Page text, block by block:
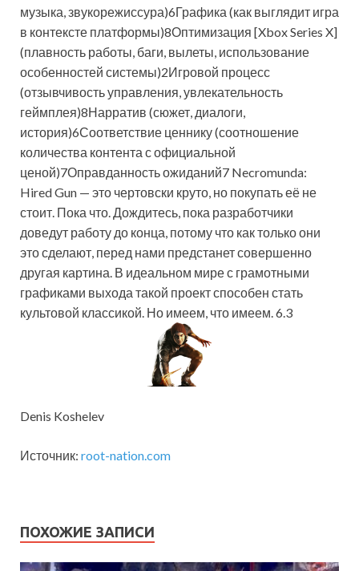
музыка, звукорежиссура)6Графика (как выглядит игра
в контексте платформы)8Оптимизация [Xbox Series X]
(плавность работы, баги, вылеты, использование
особенностей системы)2Игровой процесс
(отзывчивость управления, увлекательность
геймплея)8Нарратив (сюжет, диалоги,
история)6Соответствие ценнику (соотношение
количества контента с официальной
ценой)7Оправданность ожиданий7 Necromunda:
Hired Gun — это чертовски круто, но покупать её не
стоит. Пока что. Дождитесь, пока разработчики
доведут работу до конца, потому что как только они
это сделают, перед нами предстанет совершенно
другая картина. В идеальном мире с грамотными
графиками выхода такой проект способен стать
культовой классикой. Но имеем, что имеем. 6.3
Denis Koshelev
Источник: root-nation.com
ПОХОЖИЕ ЗАПИСИ